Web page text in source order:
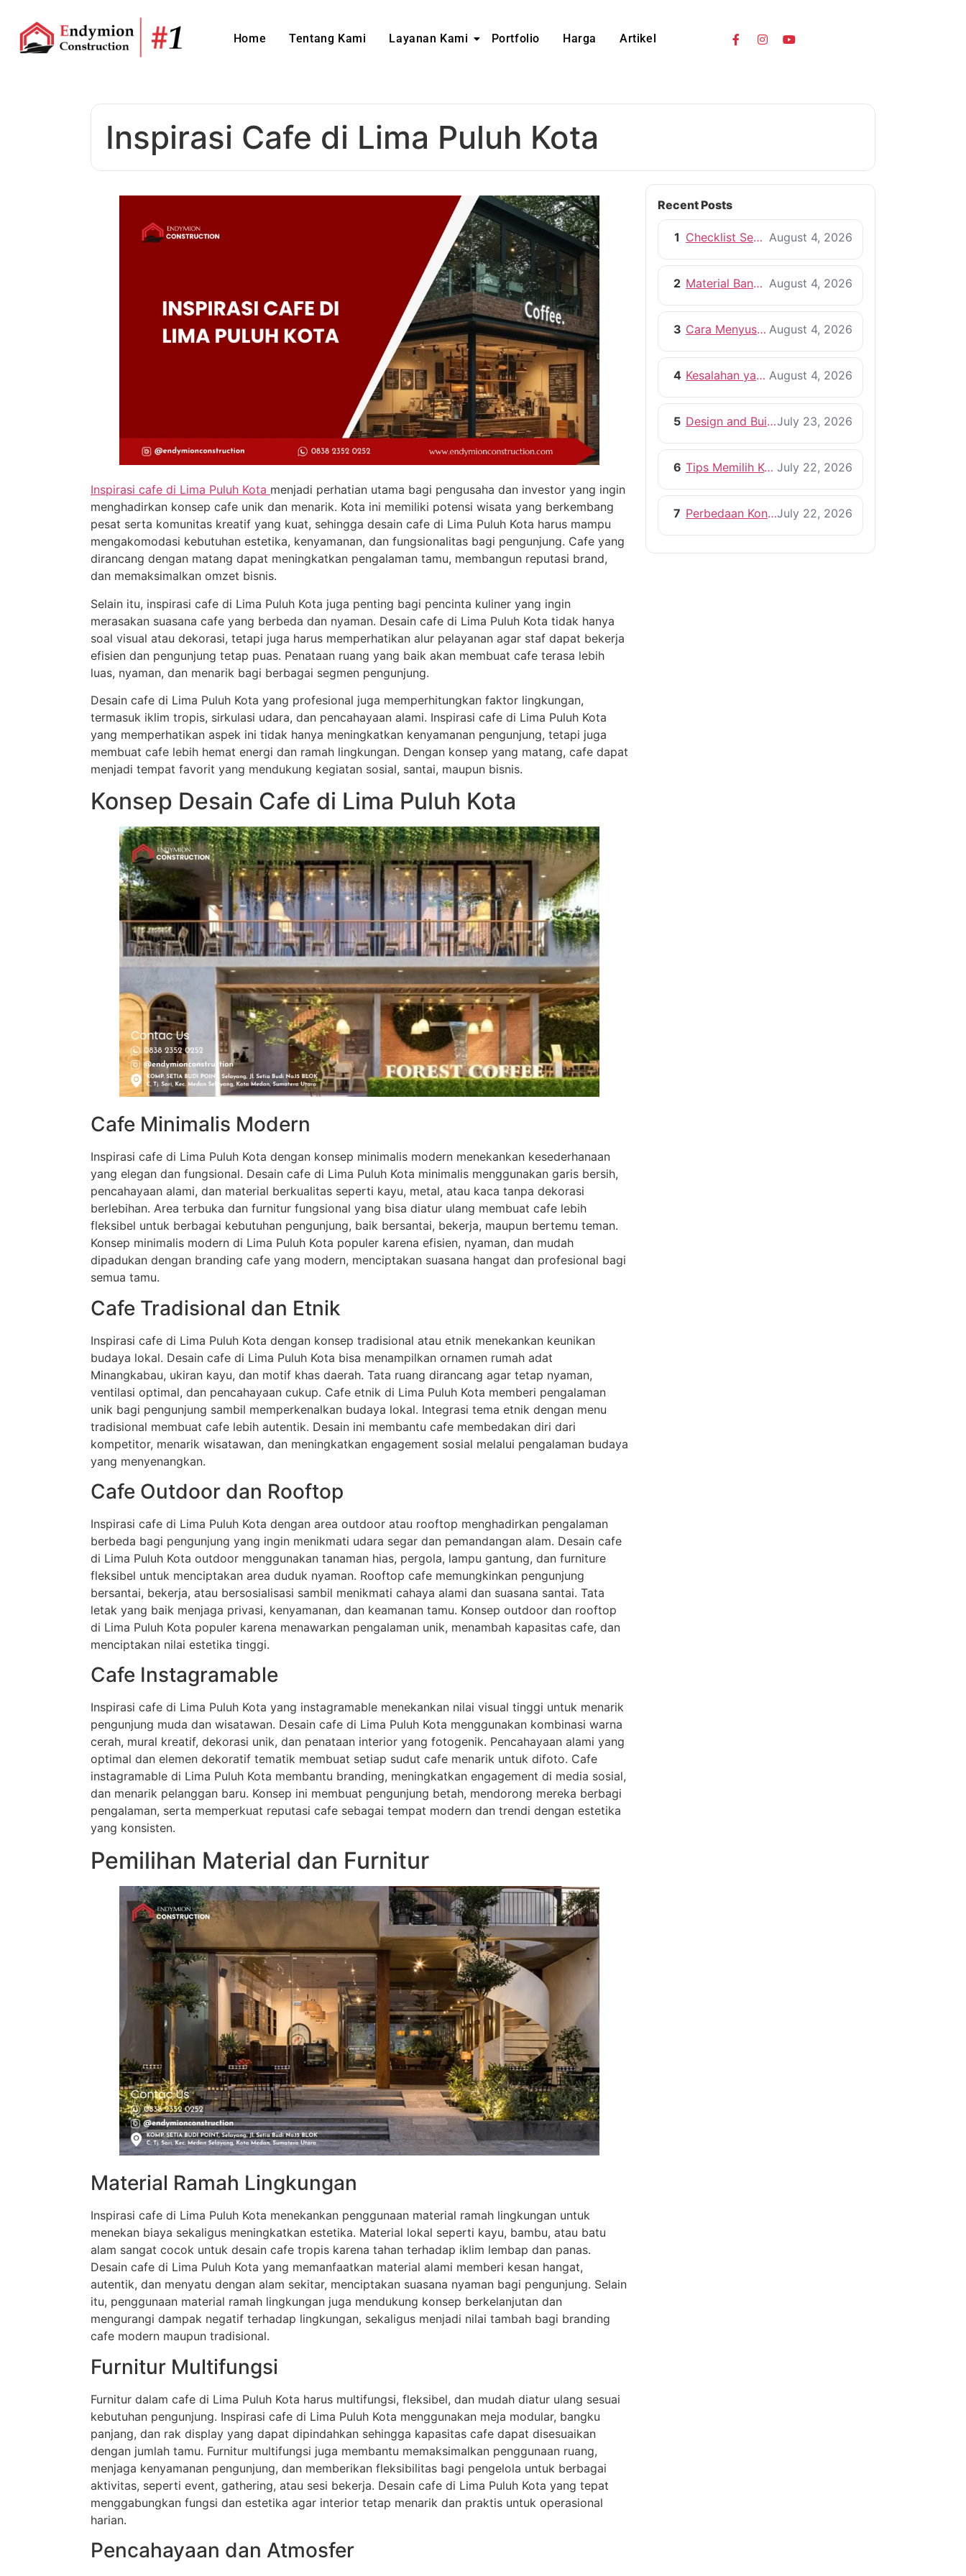
Home Tentang Kami Layanan Kami Portfolio Harga Artikel
Inspirasi Cafe di Lima Puluh Kota
Inspirasi cafe di Lima Puluh Kota menjadi perhatian utama bagi pengusaha dan investor yang ingin
menghadirkan konsep cafe unik dan menarik. Kota ini memiliki potensi wisata yang berkembang
pesat serta komunitas kreatif yang kuat, sehingga desain cafe di Lima Puluh Kota harus mampu
mengakomodasi kebutuhan estetika, kenyamanan, dan fungsionalitas bagi pengunjung. Cafe yang
dirancang dengan matang dapat meningkatkan pengalaman tamu, membangun reputasi brand,
dan memaksimalkan omzet bisnis.
Selain itu, inspirasi cafe di Lima Puluh Kota juga penting bagi pencinta kuliner yang ingin
merasakan suasana cafe yang berbeda dan nyaman. Desain cafe di Lima Puluh Kota tidak hanya
soal visual atau dekorasi, tetapi juga harus memperhatikan alur pelayanan agar staf dapat bekerja
efisien dan pengunjung tetap puas. Penataan ruang yang baik akan membuat cafe terasa lebih
luas, nyaman, dan menarik bagi berbagai segmen pengunjung.
Desain cafe di Lima Puluh Kota yang profesional juga memperhitungkan faktor lingkungan,
termasuk iklim tropis, sirkulasi udara, dan pencahayaan alami. Inspirasi cafe di Lima Puluh Kota
yang memperhatikan aspek ini tidak hanya meningkatkan kenyamanan pengunjung, tetapi juga
membuat cafe lebih hemat energi dan ramah lingkungan. Dengan konsep yang matang, cafe dapat
menjadi tempat favorit yang mendukung kegiatan sosial, santai, maupun bisnis.
Konsep Desain Cafe di Lima Puluh Kota
Cafe Minimalis Modern
Inspirasi cafe di Lima Puluh Kota dengan konsep minimalis modern menekankan kesederhanaan
yang elegan dan fungsional. Desain cafe di Lima Puluh Kota minimalis menggunakan garis bersih,
pencahayaan alami, dan material berkualitas seperti kayu, metal, atau kaca tanpa dekorasi
berlebihan. Area terbuka dan furnitur fungsional yang bisa diatur ulang membuat cafe lebih
fleksibel untuk berbagai kebutuhan pengunjung, baik bersantai, bekerja, maupun bertemu teman.
Konsep minimalis modern di Lima Puluh Kota populer karena efisien, nyaman, dan mudah
dipadukan dengan branding cafe yang modern, menciptakan suasana hangat dan profesional bagi
semua tamu.
Cafe Tradisional dan Etnik
Inspirasi cafe di Lima Puluh Kota dengan konsep tradisional atau etnik menekankan keunikan
budaya lokal. Desain cafe di Lima Puluh Kota bisa menampilkan ornamen rumah adat
Minangkabau, ukiran kayu, dan motif khas daerah. Tata ruang dirancang agar tetap nyaman,
ventilasi optimal, dan pencahayaan cukup. Cafe etnik di Lima Puluh Kota memberi pengalaman
unik bagi pengunjung sambil memperkenalkan budaya lokal. Integrasi tema etnik dengan menu
tradisional membuat cafe lebih autentik. Desain ini membantu cafe membedakan diri dari
kompetitor, menarik wisatawan, dan meningkatkan engagement sosial melalui pengalaman budaya
yang menyenangkan.
Cafe Outdoor dan Rooftop
Inspirasi cafe di Lima Puluh Kota dengan area outdoor atau rooftop menghadirkan pengalaman
berbeda bagi pengunjung yang ingin menikmati udara segar dan pemandangan alam. Desain cafe
di Lima Puluh Kota outdoor menggunakan tanaman hias, pergola, lampu gantung, dan furniture
fleksibel untuk menciptakan area duduk nyaman. Rooftop cafe memungkinkan pengunjung
bersantai, bekerja, atau bersosialisasi sambil menikmati cahaya alami dan suasana santai. Tata
letak yang baik menjaga privasi, kenyamanan, dan keamanan tamu. Konsep outdoor dan rooftop
di Lima Puluh Kota populer karena menawarkan pengalaman unik, menambah kapasitas cafe, dan
menciptakan nilai estetika tinggi.
Cafe Instagramable
Inspirasi cafe di Lima Puluh Kota yang instagramable menekankan nilai visual tinggi untuk menarik
pengunjung muda dan wisatawan. Desain cafe di Lima Puluh Kota menggunakan kombinasi warna
cerah, mural kreatif, dekorasi unik, dan penataan interior yang fotogenik. Pencahayaan alami yang
optimal dan elemen dekoratif tematik membuat setiap sudut cafe menarik untuk difoto. Cafe
instagramable di Lima Puluh Kota membantu branding, meningkatkan engagement di media sosial,
dan menarik pelanggan baru. Konsep ini membuat pengunjung betah, mendorong mereka berbagi
pengalaman, serta memperkuat reputasi cafe sebagai tempat modern dan trendi dengan estetika
yang konsisten.
Pemilihan Material dan Furnitur
Material Ramah Lingkungan
Inspirasi cafe di Lima Puluh Kota menekankan penggunaan material ramah lingkungan untuk
menekan biaya sekaligus meningkatkan estetika. Material lokal seperti kayu, bambu, atau batu
alam sangat cocok untuk desain cafe tropis karena tahan terhadap iklim lembap dan panas.
Desain cafe di Lima Puluh Kota yang memanfaatkan material alami memberi kesan hangat,
autentik, dan menyatu dengan alam sekitar, menciptakan suasana nyaman bagi pengunjung. Selain
itu, penggunaan material ramah lingkungan juga mendukung konsep berkelanjutan dan
mengurangi dampak negatif terhadap lingkungan, sekaligus menjadi nilai tambah bagi branding
cafe modern maupun tradisional.
Furnitur Multifungsi
Furnitur dalam cafe di Lima Puluh Kota harus multifungsi, fleksibel, dan mudah diatur ulang sesuai
kebutuhan pengunjung. Inspirasi cafe di Lima Puluh Kota menggunakan meja modular, bangku
panjang, dan rak display yang dapat dipindahkan sehingga kapasitas cafe dapat disesuaikan
dengan jumlah tamu. Furnitur multifungsi juga membantu memaksimalkan penggunaan ruang,
menjaga kenyamanan pengunjung, dan memberikan fleksibilitas bagi pengelola untuk berbagai
aktivitas, seperti event, gathering, atau sesi bekerja. Desain cafe di Lima Puluh Kota yang tepat
menggabungkan fungsi dan estetika agar interior tetap menarik dan praktis untuk operasional
harian.
Pencahayaan dan Atmosfer
Recent Posts
1 Checklist Sebelum Memulai Proyek Pembangunan Rumah August 4, 2026
2 Material Bangunan Berkualitas untuk Rumah yang Tahan Lama August 4, 2026
3 Cara Menyusun RAB Bangun Rumah yang Efisien August 4, 2026
4 Kesalahan yang Harus Dihindari Saat Membangun Rumah August 4, 2026
5 Design and Build vs Kontraktor KonvensionalJuly 23, 2026
6 Tips Memilih Kontraktor Rumah yang Profesional July 22, 2026
7 Perbedaan Kontraktor dan Pemborong, Mana yang Lebih Tepat?July 22, 2026